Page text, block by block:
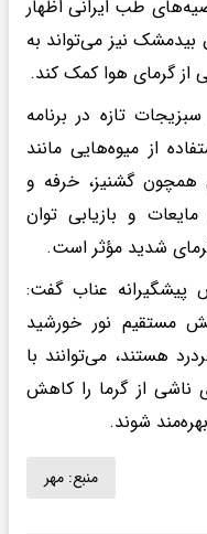
طب ایرانی اظهار
نیز می‌تواند به
گرمای هوا کمک کند.
تازه در برنامه
از میوه‌هایی مانند
همچون گشنیز، خرفه و
و بازیابی توان
شدید مؤثر است.
پیشگیرانه عناب گفت:
مستقیم نور خورشید
هستند، می‌توانند با
ناشی از گرما را کاهش
شوند.
منبع: مهر